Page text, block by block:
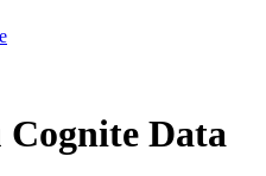
Data